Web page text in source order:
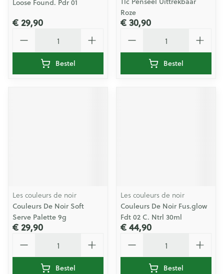
Loose Found. Pdr 01
€ 29,90
Bestel
Roze
€ 30,90
Bestel
Les couleurs de noir
Couleurs De Noir Soft
Serve Palette 9g
€ 29,90
Bestel
Les couleurs de noir
Couleurs De Noir Fus.glow
Fdt 02 C. Ntrl 30ml
€ 44,90
Bestel